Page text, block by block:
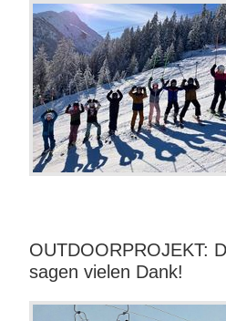
OUTDOORPROJEKT:
sagen vielen Dank!